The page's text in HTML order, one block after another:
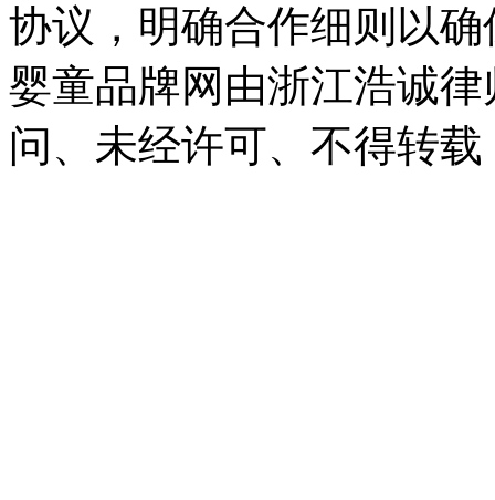
协议，明确合作细则以
婴童品牌网由浙江浩诚
问、未经许可、不得转载